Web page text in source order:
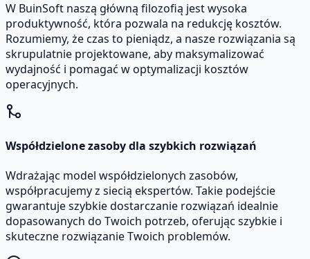
W BuinSoft naszą główną filozofią jest wysoka
produktywność, która pozwala na redukcję kosztów.
Rozumiemy, że czas to pieniądz, a nasze rozwiązania są
skrupulatnie projektowane, aby maksymalizować
wydajność i pomagać w optymalizacji kosztów
operacyjnych.
Współdzielone zasoby dla szybkich rozwiązań
Wdrażając model współdzielonych zasobów,
współpracujemy z siecią ekspertów. Takie podejście
gwarantuje szybkie dostarczanie rozwiązań idealnie
dopasowanych do Twoich potrzeb, oferując szybkie i
skuteczne rozwiązanie Twoich problemów.